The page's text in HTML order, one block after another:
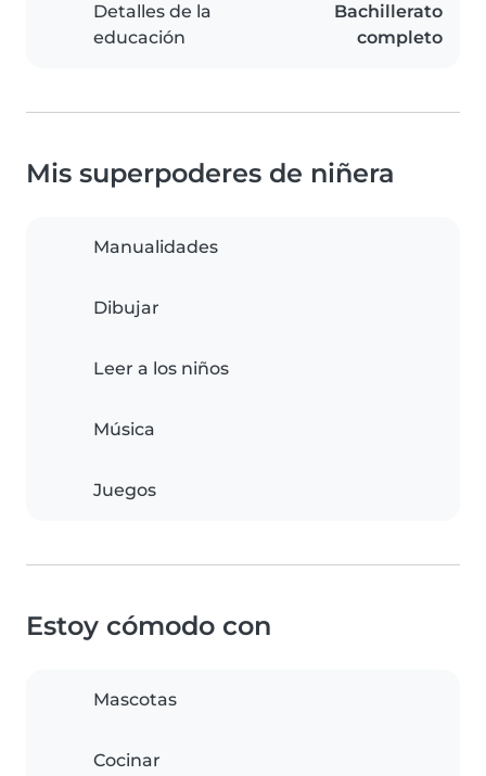
Detalles de la
educación
Bachillerato
completo
Mis superpoderes de niñera
Manualidades
Dibujar
Leer a los niños
Música
Juegos
Estoy cómodo con
Mascotas
Cocinar